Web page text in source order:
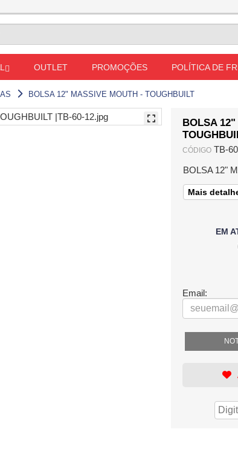
OUTLET PROMOÇÕES POLÍTICA DE
BOLSA 12" MASSIVE MOUTH - TOUGHBUILT
BOLSA 12"
CÓDIGO TB-
BOLSA 12"
Mais
EM
Email: